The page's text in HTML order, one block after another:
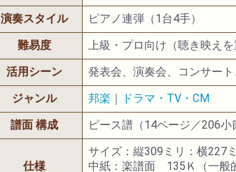
演奏スタイル
ピアノ連弾（1台4手）
難易度
上級・プロ向け（聴き映えを
活用シーン
発表会、演奏会、コンサー
ジャンル
邦楽 ｜
ドラマ・TV・CM
譜面 構成
ピース譜（14ページ／206小
仕様
サイズ：縦309ミリ：横227
中紙：楽譜面 135Ｋ（一般